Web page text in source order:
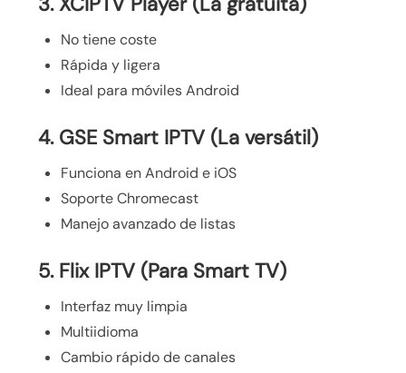
No tiene coste
Rápida y ligera
Ideal para móviles Android
4. GSE Smart IPTV (La versátil)
Funciona en Android e iOS
Soporte Chromecast
Manejo avanzado de listas
5. Flix IPTV (Para Smart TV)
Interfaz muy limpia
Multiidioma
Cambio rápido de canales